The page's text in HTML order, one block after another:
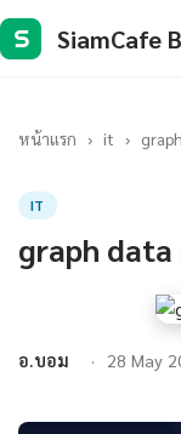
S SiamCafe
หน้าแรก › it ›
IT
graph
อ.บอม 28 May